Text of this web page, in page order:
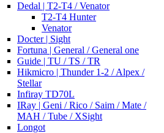
Dedal | T2-T4 / Venator
T2-T4 Hunter
Venator
Docter | Sight
Fortuna | General / General one
Guide | TU / TS / TR
Hikmicro | Thunder 1-2 / Alpex /
Stellar
Infiray TD70L
IRay | Geni / Rico / Saim / Mate /
MAH / Tube / XSight
Longot